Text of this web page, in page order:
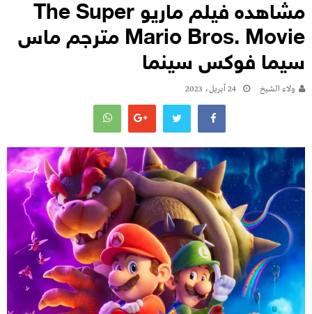
مشاهده فيلم ماريو The Super
Mario Bros. Movie مترجم ماس
سيما فوكس سينما
ولاء الشيخ 24 أبريل، 2023